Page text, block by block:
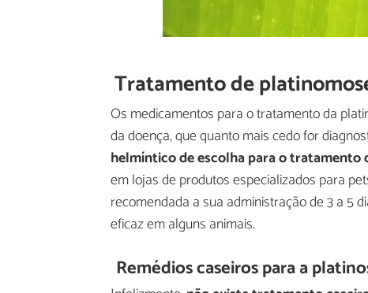
Tratamento de
Os medicamentos para o tratamento da
da doença, que quanto mais cedo for
helmíntico de escolha para o tratamento
em lojas de produtos especializados para
recomendada a sua administração de 3 a 5
eficaz em alguns animais.
Remédios caseiros para a